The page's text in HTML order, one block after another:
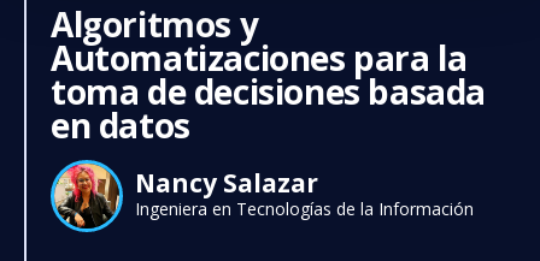
Algoritmos y
Automatizaciones para la
toma de decisiones basada
en datos
Nancy Salazar
Ingeniera en Tecnologías de la Información